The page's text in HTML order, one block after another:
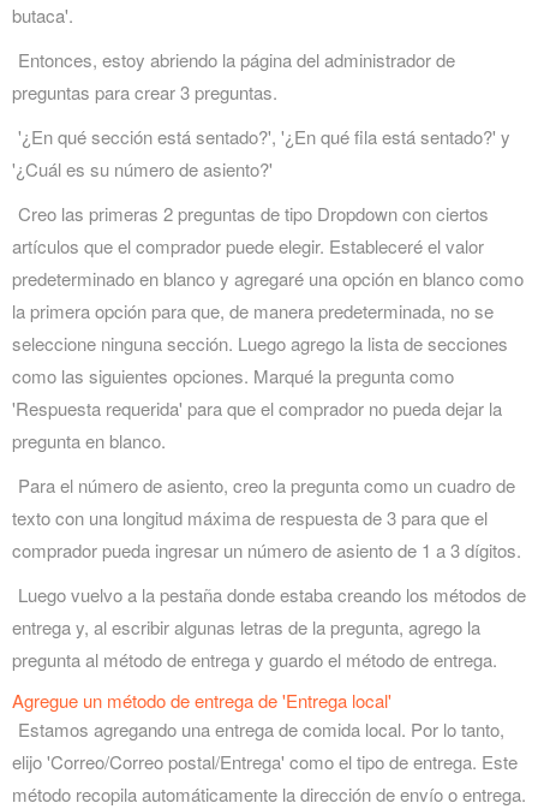
butaca'.
Entonces, estoy abriendo la página del administrador de
preguntas para crear 3 preguntas.
'¿En qué sección está sentado?', '¿En qué fila está sentado?' y
'¿Cuál es su número de asiento?'
Creo las primeras 2 preguntas de tipo Dropdown con ciertos
artículos que el comprador puede elegir. Estableceré el valor
predeterminado en blanco y agregaré una opción en blanco como
la primera opción para que, de manera predeterminada, no se
seleccione ninguna sección. Luego agrego la lista de secciones
como las siguientes opciones. Marqué la pregunta como
'Respuesta requerida' para que el comprador no pueda dejar la
pregunta en blanco.
Para el número de asiento, creo la pregunta como un cuadro de
texto con una longitud máxima de respuesta de 3 para que el
comprador pueda ingresar un número de asiento de 1 a 3 dígitos.
Luego vuelvo a la pestaña donde estaba creando los métodos de
entrega y, al escribir algunas letras de la pregunta, agrego la
pregunta al método de entrega y guardo el método de entrega.
Agregue un método de entrega de 'Entrega local'
Estamos agregando una entrega de comida local. Por lo tanto,
elijo 'Correo/Correo postal/Entrega' como el tipo de entrega. Este
método recopila automáticamente la dirección de envío o entrega.